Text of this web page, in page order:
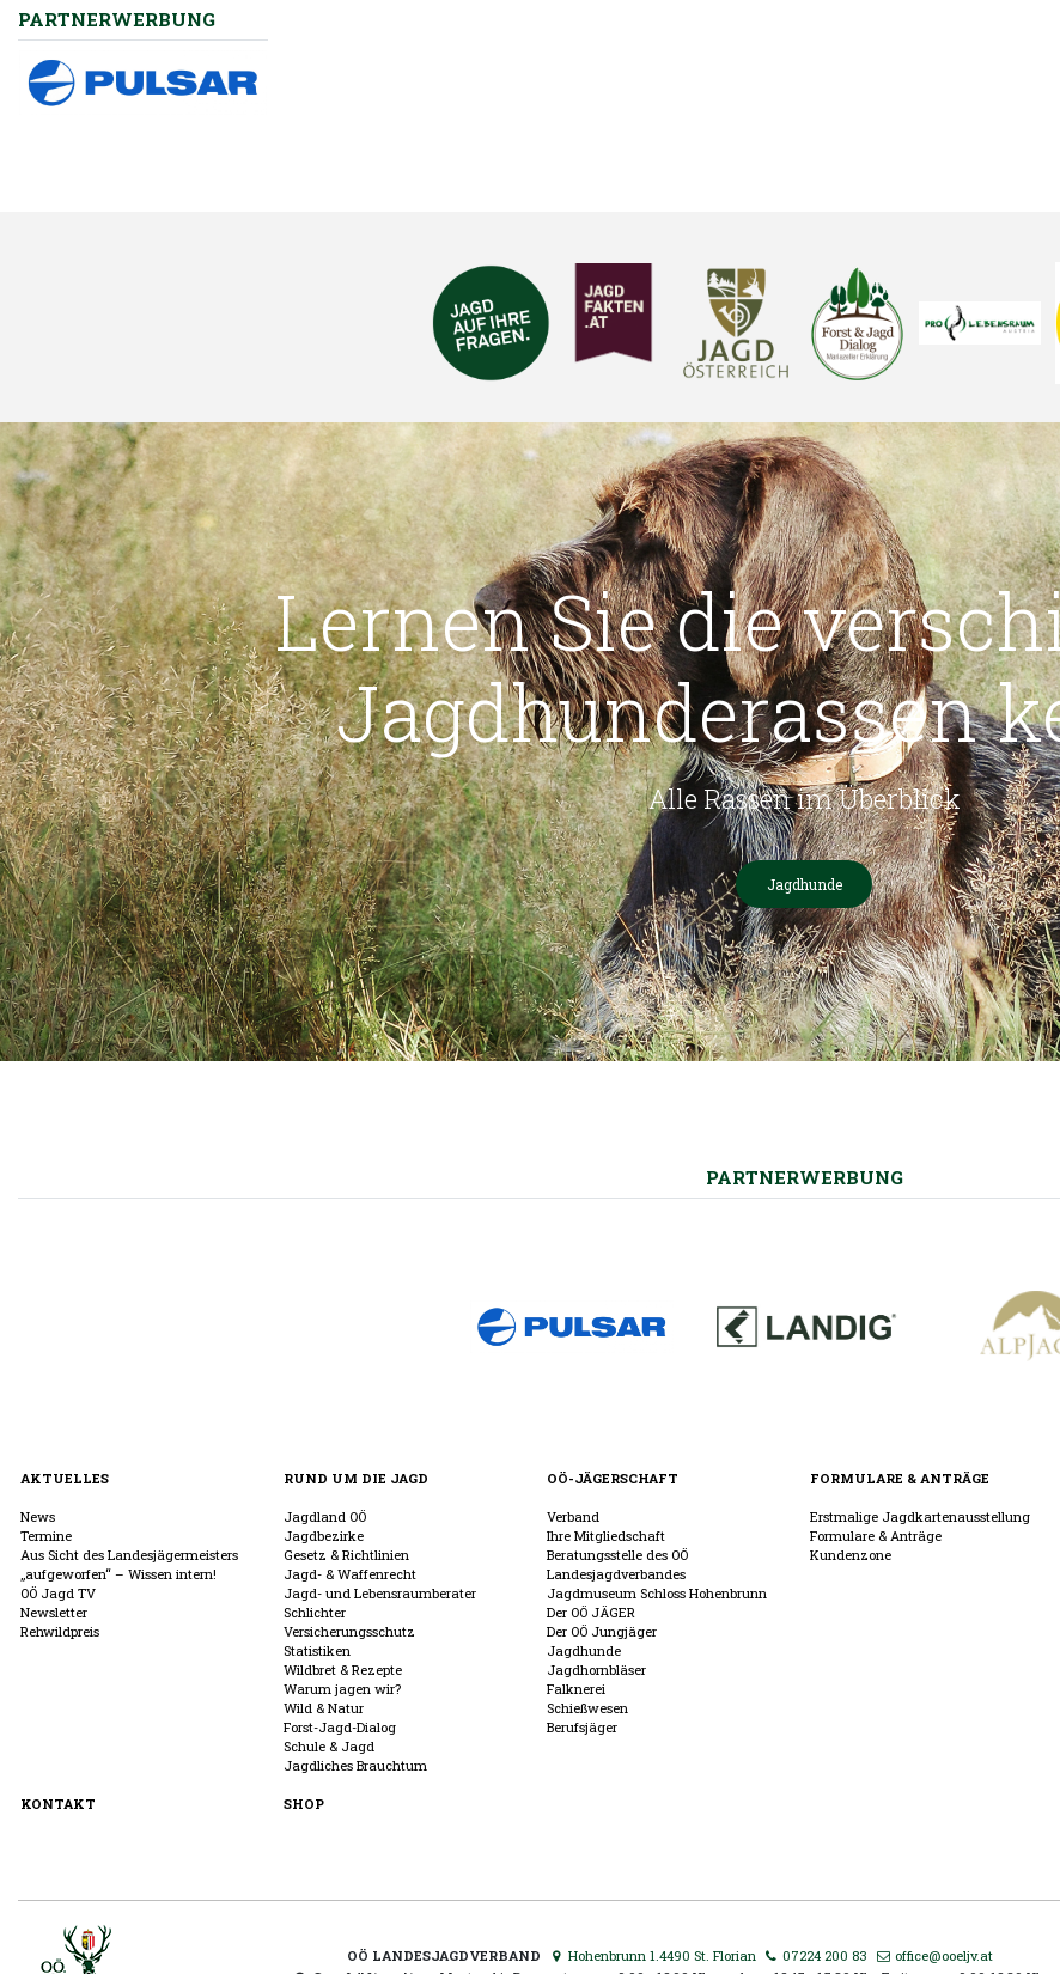
PARTNERWERBUNG
Lernen Sie die
Jagdhunderassen
Alle Rassen im Überblick
Jagdhunde
PARTNERWERBUNG
AKTUELLES
News
Termine
Aus Sicht des Landesjägermeisters
„aufgeworfen“ – Wissen intern!
OÖ Jagd TV
Newsletter
Rehwildpreis
RUND UM DIE JAGD
Jagdland OÖ
Jagdbezirke
Gesetz & Richtlinien
Jagd- & Waffenrecht
Jagd- und Lebensraumberater
Schlichter
Versicherungsschutz
Statistiken
Wildbret & Rezepte
Warum jagen wir?
Wild & Natur
Forst-Jagd-Dialog
Schule & Jagd
Jagdliches Brauchtum
OÖ-JÄGERSCHAFT
Verband
Ihre Mitgliedschaft
Beratungsstelle des OÖ
Landesjagdverbandes
Jagdmuseum Schloss Hohenbrunn
Der OÖ JÄGER
Der OÖ Jungjäger
Jagdhunde
Jagdhornbläser
Falknerei
Schießwesen
Berufsjäger
FORMULARE & ANTRÄGE
Erstmalige Jagdkartenausstellung
Formulare & Anträge
Kundenzone
KONTAKT SHOP
OÖ LANDESJAGDVERBAND Hohenbrunn 1.4490 St. Florian 07224 200 83
office@ooeljv.at